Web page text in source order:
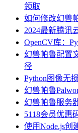
领取
如何修改幻兽
2024最新腾讯
OpenCV库：
幻兽帕鲁配置
径
Python图像无
幻兽帕鲁
幻兽帕鲁服务
5118会员优惠
使用Node.js创